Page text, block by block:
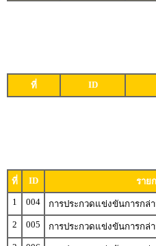
ที่ ID
ที่ ID
ราย
1
004 การประกวดแข่งขันการกล่
2
005 การประกวดแข่งขันการกล่